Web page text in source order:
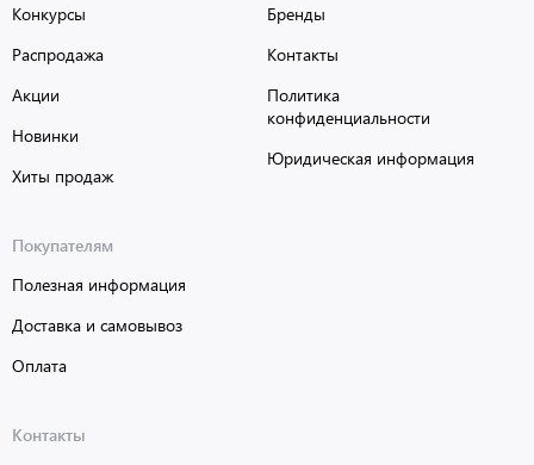
Конкурсы
Распродажа
Акции
Новинки
Хиты продаж
Бренды
Контакты
Политика
конфиденциальности
Юридическая информация
Покупателям
Полезная информация
Доставка и самовывоз
Оплата
Контакты